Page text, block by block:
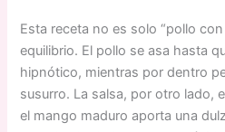
Esta receta no es solo “pollo
equilibrio. El pollo se asa hasta
hipnótico, mientras por dentro
susurro. La salsa, por otro lado,
el mango maduro aporta una